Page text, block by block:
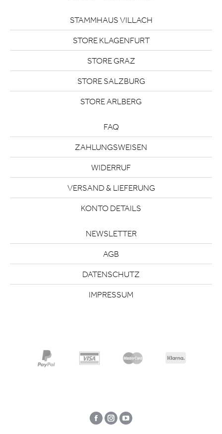
STAMMHAUS VILLACH
STORE KLAGENFURT
STORE GRAZ
STORE SALZBURG
STORE ARLBERG
FAQ
ZAHLUNGSWEISEN
WIDERRUF
VERSAND & LIEFERUNG
KONTO DETAILS
NEWSLETTER
AGB
DATENSCHUTZ
IMPRESSUM
Facebook
InstagramYouTube